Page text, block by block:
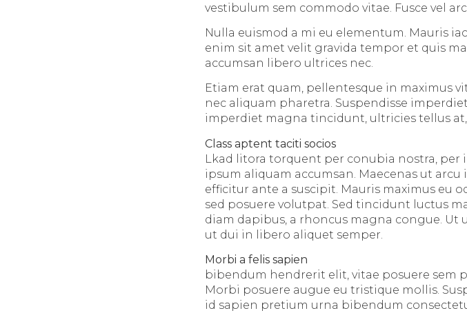
vestibulum sem commodo vitae. Fusce vel
Nulla euismod a mi eu elementum. Mauris
enim sit amet velit gravida tempor et quis
accumsan libero ultrices nec.
Etiam erat quam, pellentesque in maximus
nec aliquam pharetra. Suspendisse
imperdiet magna tincidunt, ultricies tellus
Class aptent taciti socios
Lkad litora torquent per conubia nostra, per
ipsum aliquam accumsan. Maecenas ut
efficitur ante a suscipit. Mauris maximus eu
sed posuere volutpat. Sed tincidunt luctus
diam dapibus, a rhoncus magna congue. Ut
ut dui in libero aliquet semper.
Morbi a felis sapien
bibendum hendrerit elit, vitae posuere sem
Morbi posuere augue eu tristique mollis.
id sapien pretium urna bibendum